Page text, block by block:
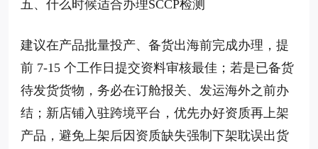
五、什么时候适合办理SCCP检测
建议在产品批量投产、备货出海前完成办理，提
前 7-15 个工作日提交资料审核最佳；若是已备货
待发货货物，务必在订舱报关、发运海外之前办
结；新店铺入驻跨境平台，优先办好资质再上架
产品，避免上架后因资质缺失强制下架耽误出货